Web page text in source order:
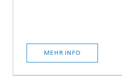
MEHR INFO